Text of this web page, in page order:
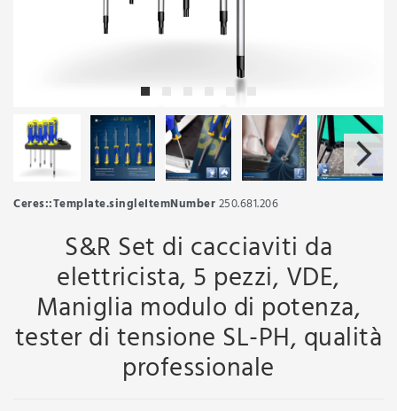
Ceres::Template.singleItemNumber250.681.206
S&R Set di cacciaviti da
elettricista, 5 pezzi, VDE,
Maniglia modulo di potenza,
tester di tensione SL-PH, qualità
professionale